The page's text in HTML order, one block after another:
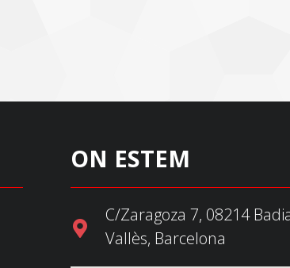
ON ESTEM
C/Zaragoza 7, 08214
Vallès, Barcelona